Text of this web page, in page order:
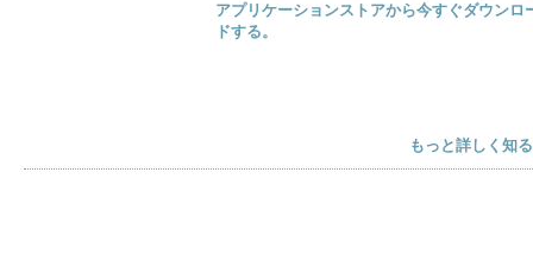
アプリケーションストアから今すぐダウンロ
ドする。
もっと詳しく知